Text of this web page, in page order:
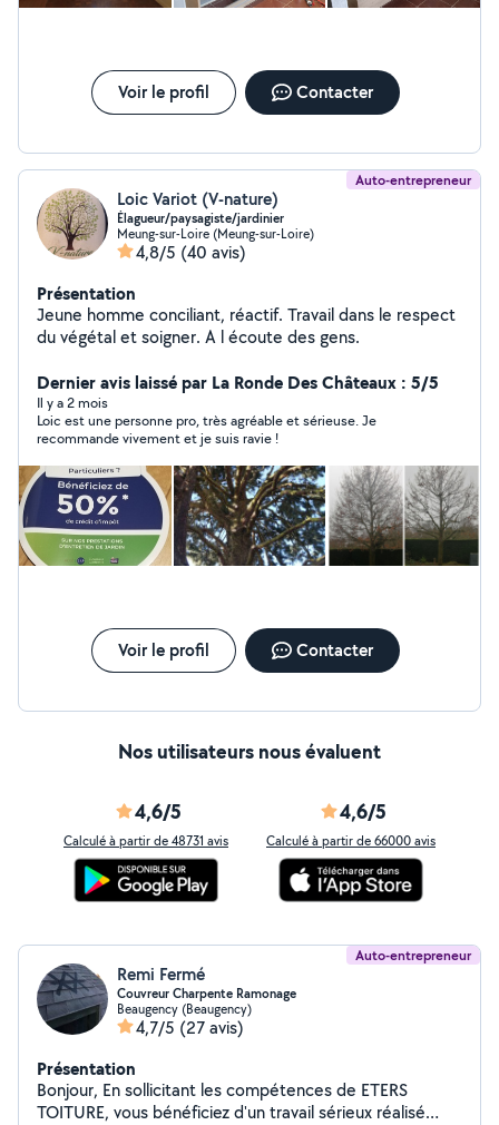
Voir le profil Contacter
Auto-entrepreneur
Loic Variot (V-nature)
Élagueur/paysagiste/jardinier
Meung-sur-Loire (Meung-sur-Loire)
4,8/5 (40 avis)
Présentation
Jeune homme conciliant, réactif. Travail dans le respect
du végétal et soigner. A l écoute des gens.
Dernier avis laissé par La Ronde Des Châteaux : 5/5
Il y a 2 mois
Loic est une personne pro, très agréable et sérieuse. Je
recommande vivement et je suis ravie !
Voir le profil Contacter
Nos utilisateurs nous évaluent
4,6/5
Calculé à partir de 48731 avis
4,6/5
Calculé à partir de 66000 avis
Auto-entrepreneur
Remi Fermé
Couvreur Charpente Ramonage
Beaugency (Beaugency)
4,7/5 (27 avis)
Présentation
Bonjour, En sollicitant les compétences de ETERS
TOITURE, vous bénéficiez d'un travail sérieux réalisé